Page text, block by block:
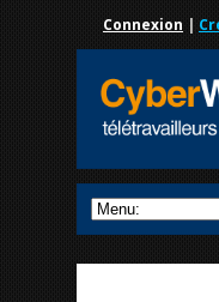
Connexion |